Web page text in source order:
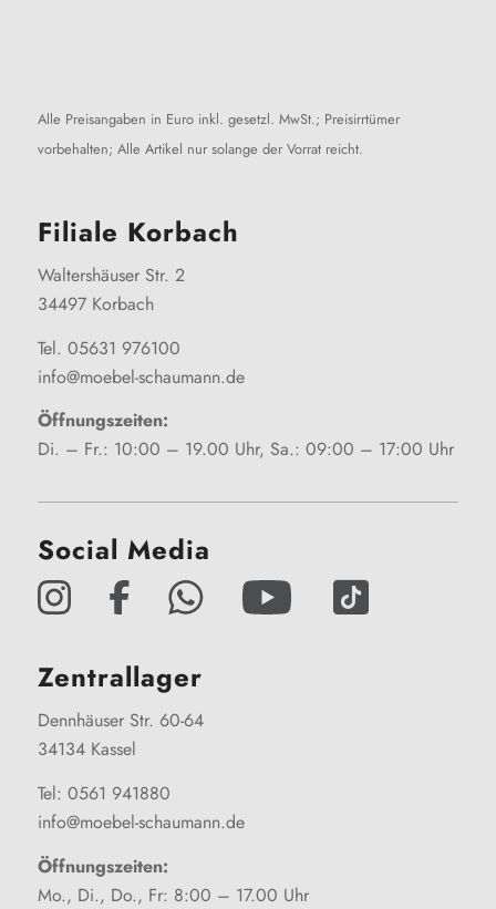
Alle Preisangaben in Euro inkl. gesetzl. MwSt.; Preisirrtümer
vorbehalten; Alle Artikel nur solange der Vorrat reicht.
Filiale Korbach
Waltershäuser Str. 2
34497 Korbach
Tel. 05631 976100
info@moebel-schaumann.de
Öffnungszeiten:
Di. – Fr.: 10:00 – 19.00 Uhr, Sa.: 09:00 – 17:00 Uhr
Social Media
Zentrallager
Dennhäuser Str. 60-64
34134 Kassel
Tel: 0561 941880
info@moebel-schaumann.de
Öffnungszeiten:
Mo., Di., Do., Fr: 8:00 – 17.00 Uhr